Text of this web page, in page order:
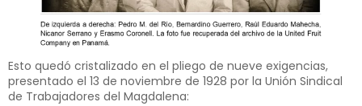
Esto quedó cristalizado en el pliego de nueve exigencias,
presentado el 13 de noviembre de 1928 por la Unión Sindical
de Trabajadores del Magdalena: